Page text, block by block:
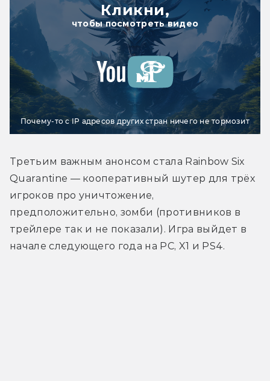
Кликни,
чтобы посмотреть видео
Почему-то с IP адресов других стран ничего не тормозит
Третьим важным анонсом стала Rainbow Six
Quarantine — кооперативный шутер для трёх
игроков про уничтожение,
предположительно, зомби (противников в
трейлере так и не показали). Игра выйдет в
начале следующего года на РС, X1 и PS4.